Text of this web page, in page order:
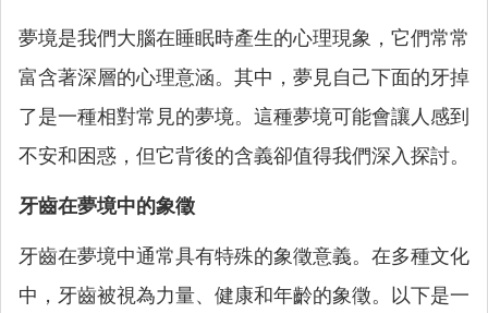
夢境是我們大腦在睡眠時產生的心理現象，它們常常
富含著深層的心理意涵。其中，夢見自己下面的牙掉
了是一種相對常見的夢境。這種夢境可能會讓人感到
不安和困惑，但它背後的含義卻值得我們深入探討。
牙齒在夢境中的象徵
牙齒在夢境中通常具有特殊的象徵意義。在多種文化
中，牙齒被視為力量、健康和年齡的象徵。以下是一